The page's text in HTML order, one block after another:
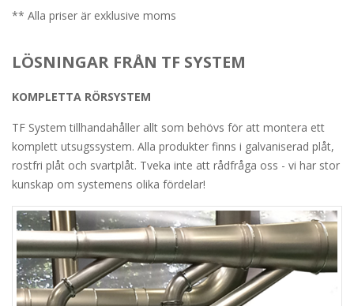
** Alla priser är exklusive moms
LÖSNINGAR FRÅN TF SYSTEM
KOMPLETTA RÖRSYSTEM
TF System tillhandahåller allt som behövs för att montera ett
komplett utsugssystem. Alla produkter finns i galvaniserad plåt,
rostfri plåt och svartplåt. Tveka inte att rådfråga oss - vi har stor
kunskap om systemens olika fördelar!